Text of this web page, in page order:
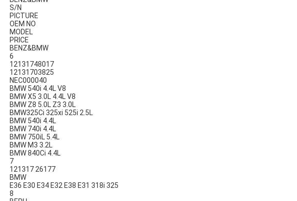
S/N
PICTURE
OEM NO
MODEL
PRICE
BENZ&BMW
6
12131748017
12131703825
NEC000040
BMW 540i 4.4L V8
BMW X5 3.0L 4.4L V8
BMW Z8 5.0L Z3 3.0L
BMW325Ci 325xi 525i 2.5L
BMW 540i 4.4L
BMW 740i 4.4L
BMW 750iL 5.4L
BMW M3 3.2L
BMW 840Ci 4.4L
7
121317 26177
BMW
E36 E30 E34 E32 E38 E31 318i 325
8